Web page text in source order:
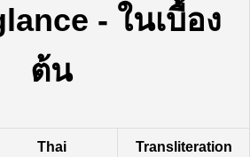
- ในเบื้อง
ต้น
Thai Transliteration